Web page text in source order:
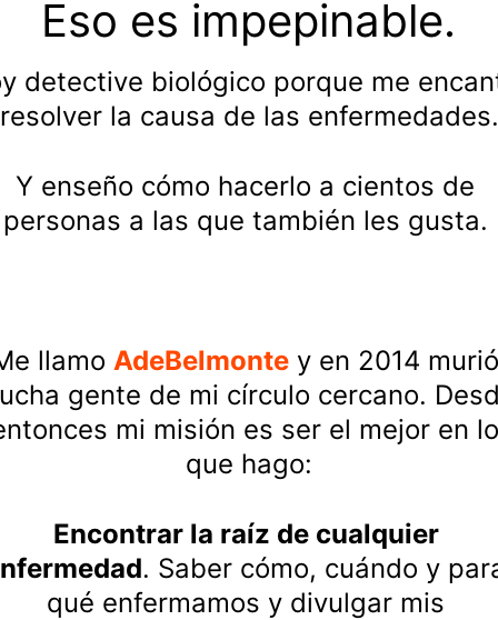
Eso es impepinable.
detective biológico porque me
resolver la causa de las enfermedades.
Y enseño cómo hacerlo a cientos de
personas a las que también les gusta.
llamo AdeBelmonte y en 2014 murió
gente de mi círculo cercano.
mi misión es ser el mejor en lo
que hago:
Encontrar la raíz de cualquier
. Saber cómo, cuándo y
qué enfermamos y divulgar mis